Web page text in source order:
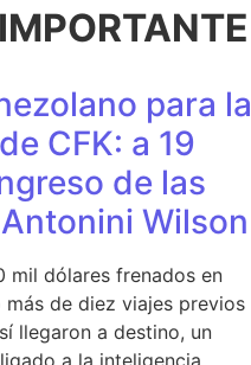
para la
CFK: a 19
de las
Wilson
mil dólares frenados en
de diez viajes previos
llegaron a destino, un
a la inteligencia